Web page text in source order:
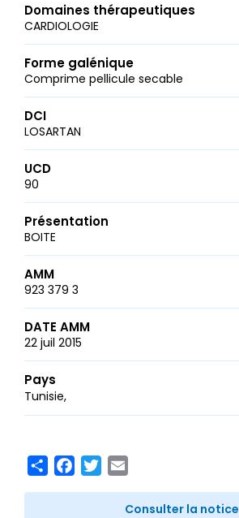
Domaines thérapeutiques
CARDIOLOGIE
Forme galénique
Comprime pellicule secable
DCI
LOSARTAN
UCD
90
Présentation
BOITE
AMM
923 379 3
DATE AMM
22 juil 2015
Pays
Tunisie
ShareFacebook
Twitter
Consulter la notice